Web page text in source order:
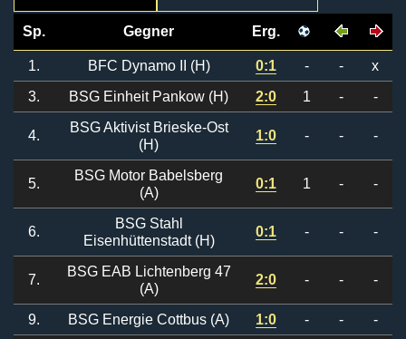
Sp. Gegner Erg.
1. BFC Dynamo II (H) 0:1 - -
x
3.
BSG Einheit Pankow (H) 2:0 1 - -
4.
BSG Aktivist Brieske-Ost
(H)
1:0 - - -
5.
BSG Motor Babelsberg
(A)
0:1 1 - -
6.
BSG Stahl
Eisenhüttenstadt (H)
0:1 - - -
7.
BSG EAB Lichtenberg 47
(A)
2:0 - - -
9. BSG Energie Cottbus (A) 1:0 - - -